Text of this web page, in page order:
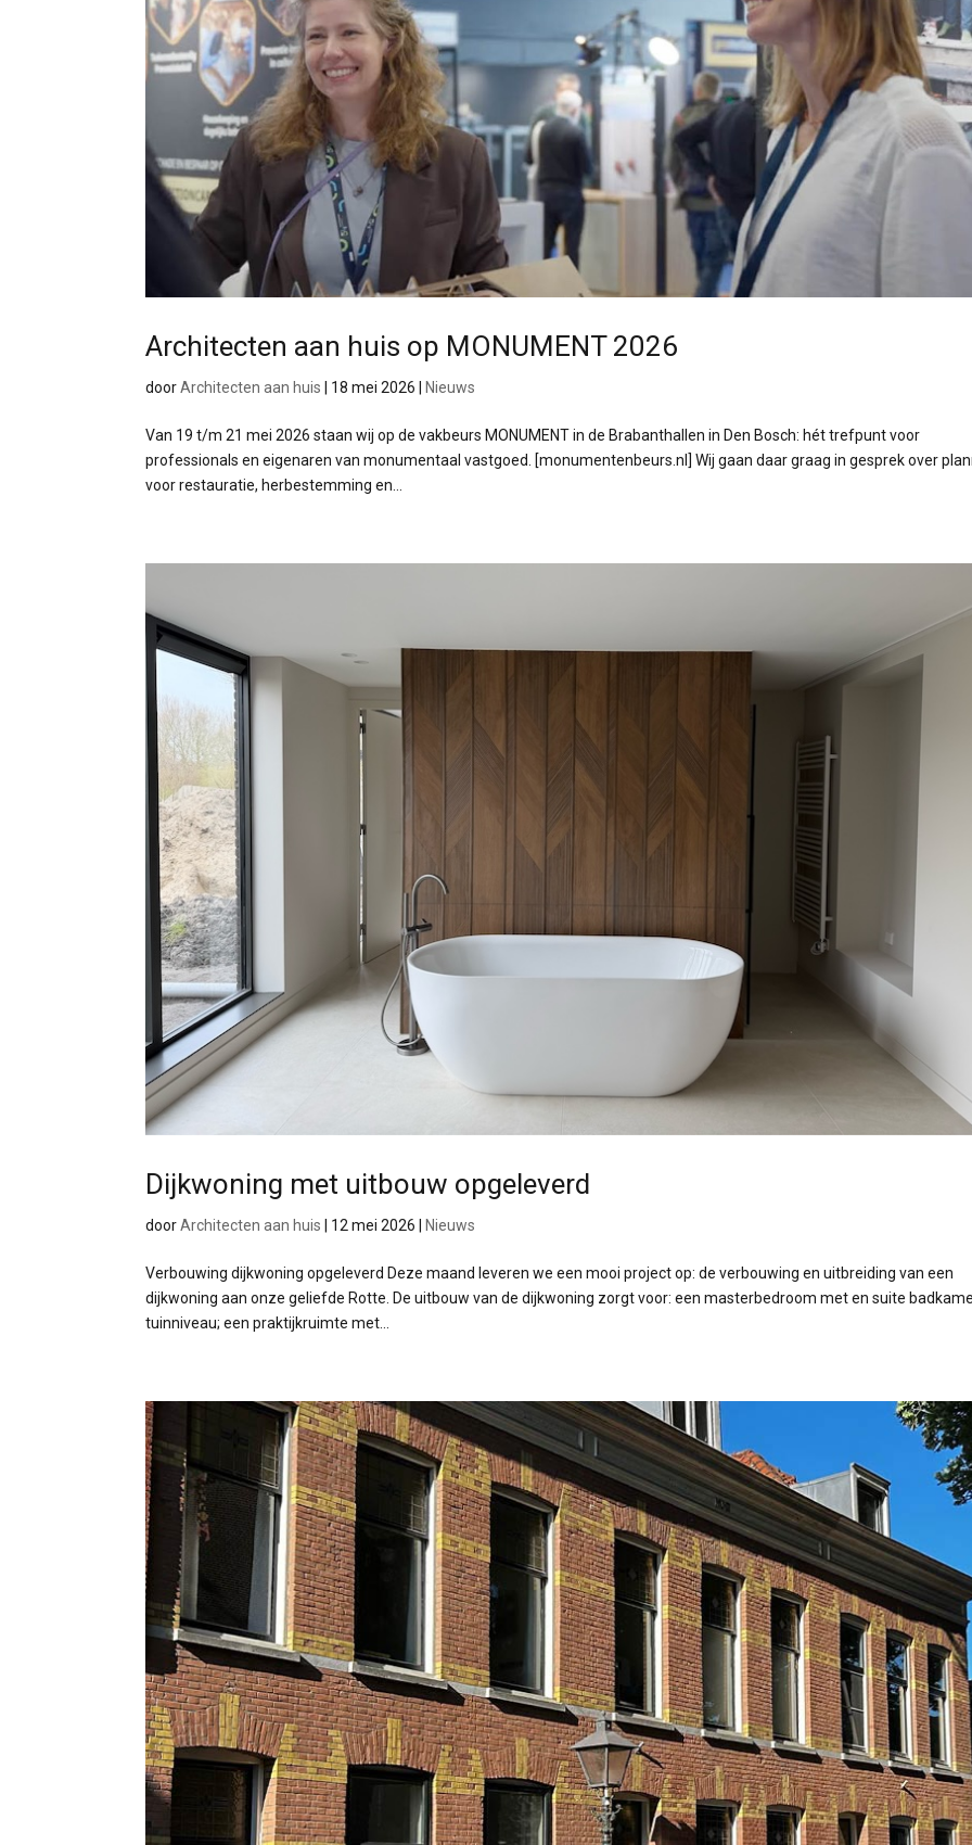
Architecten aan huis op MONUMENT 2026
doorArchitecten aan huis | 18 mei 2026 |Nieuws
Van 19 t/m 21 mei 2026 staan wij op de vakbeurs MONUMENT in de Brabanthallen in Den Bosch: hét trefpunt voor
professionals en eigenaren van monumentaal vastgoed. [monumentenbeurs.nl] Wij gaan daar graag in gesprek over
voor restauratie, herbestemming en...
Dijkwoning met uitbouw opgeleverd
doorArchitecten aan huis 12 mei 2026 Nieuws
Verbouwing dijkwoning opgeleverd Deze maand leveren we een mooi project op: de verbouwing en uitbreiding van een
dijkwoning aan onze geliefde Rotte. De uitbouw van de dijkwoning zorgt voor: een masterbedroom met en suite
tuinniveau; een praktijkruimte met...